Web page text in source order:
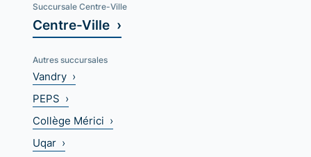
Succursale Centre-Ville
Centre-Ville ›
Autres succursales
Vandry ›
PEPS ›
Collège Mérici ›
Uqar ›